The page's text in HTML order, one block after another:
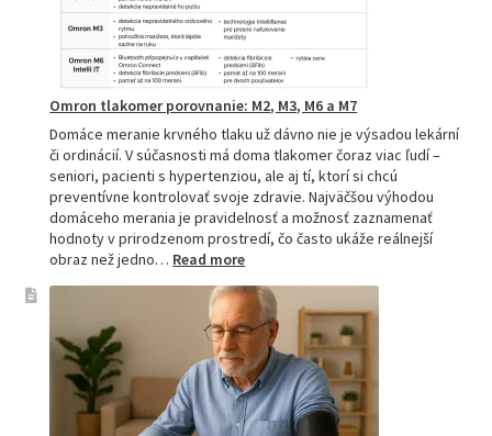
Omron tlakomer porovnanie: M2, M3, M6 a M7
Domáce meranie krvného tlaku už dávno nie je výsadou lekární
či ordinácií. V súčasnosti má doma tlakomer čoraz viac ľudí –
seniori, pacienti s hypertenziou, ale aj tí, ktorí si chcú
preventívne kontrolovať svoje zdravie. Najväčšou výhodou
domáceho merania je pravidelnosť a možnosť zaznamenať
hodnoty v prirodzenom prostredí, čo často ukáže reálnejší
obraz než jedno… Read more:
tlakomer
porovnanie:
M2,
M3,
M6
a
M7